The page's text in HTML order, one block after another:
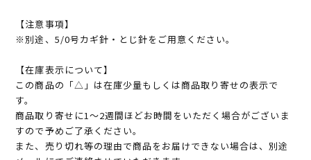
【注意事項】
※別途、5/0号カギ針・とじ針をご用意ください。
【在庫表示について】
この商品の「△」は在庫少量もしくは商品取り寄せの表示で
す。
商品取り寄せに1～2週間ほどお時間をいただく場合がございま
すので予めご了承ください。
また、売り切れ等の理由で商品をお届けできない場合は、別途